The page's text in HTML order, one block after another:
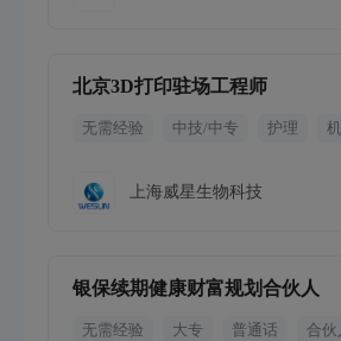
北京3D打印驻场工程师
无需经验 中技/中专 护理
上海威星生物科技
银保续期健康财富规划合伙人
无需经验 大专 普通话 合伙